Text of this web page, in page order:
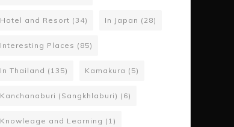
Hotel and Resort (34) In Japan (28)
Interesting Places (85)
In Thailand (135) Kamakura (5)
Kanchanaburi (Sangkhlaburi) (6)
Knowleage and Learning (1)